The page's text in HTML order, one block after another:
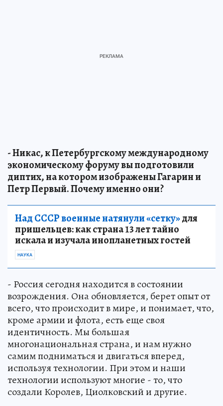
- Никас, к Петербургскому международному
экономическому форуму вы подготовили
диптих, на котором изображены Гагарин и
Петр Первый. Почему именно они?
Над СССР военные натянули «сетку»для
пришельцев: как страна 13 лет тайно
искала и изучала инопланетных гостей
НАУКА
- Россия сегодня находится в состоянии
возрождения. Она обновляется, берет опыт от
всего, что происходит в мире, и понимает, что,
кроме армии и флота, есть еще своя
идентичность. Мы большая
многонациональная страна, и нам нужно
самим подниматься и двигаться вперед,
используя технологии. При этом и наши
технологии используют многие - то, что
создали Королев, Циолковский и другие.